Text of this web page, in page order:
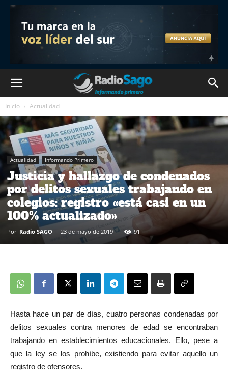
Inicio Actualidad
Actualidad Informando Primero
Justicia y hallazgo de condenados
por delitos sexuales trabajando en
colegios: registro «está casi en un
100% actualizado»
Por Radio SAGO - 23 de mayo de 2019 91
Hasta hace un par de días, cuatro personas condenadas por
delitos sexuales contra menores de edad se encontraban
trabajando en establecimientos educacionales. Ello, pese a
que la ley se los prohíbe, existiendo para evitar aquello un
registro de ofensores.